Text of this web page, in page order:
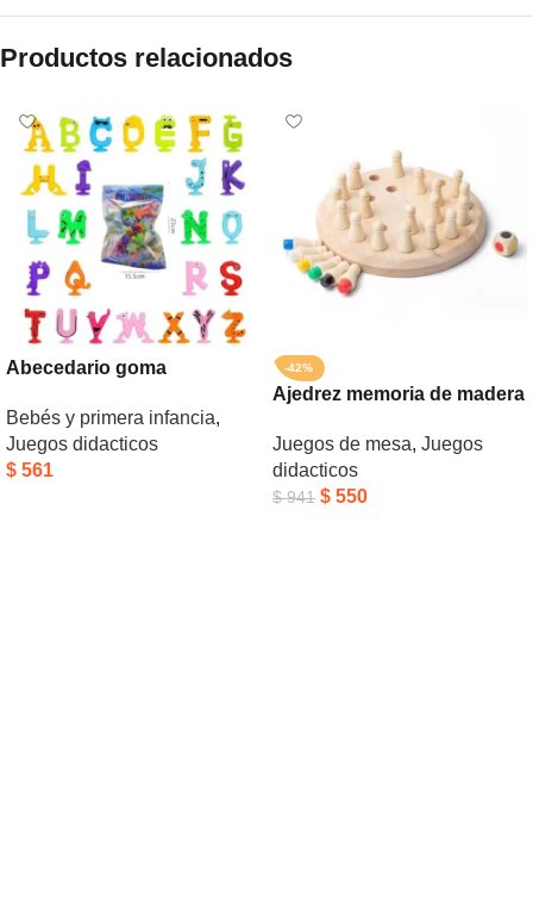
Productos relacionados
Abecedario goma
Bebés y primera infancia,
Juegos didacticos
$ 561
-42%
Ajedrez memoria de madera
Juegos de mesa, Juegos
didacticos
$941 $ 550